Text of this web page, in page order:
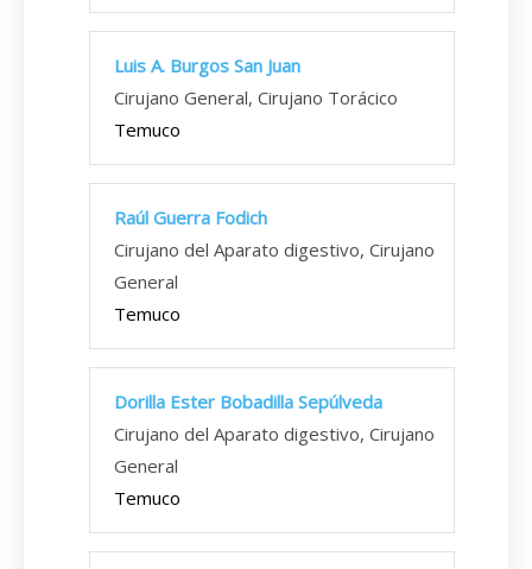
Luis A. Burgos San Juan
Cirujano General, Cirujano Torácico
Temuco
Raúl Guerra Fodich
Cirujano del Aparato digestivo, Cirujano
General
Temuco
Dorilla Ester Bobadilla Sepúlveda
Cirujano del Aparato digestivo, Cirujano
General
Temuco